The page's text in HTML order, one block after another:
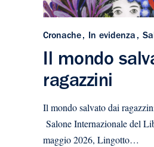
Cronache In evidenza
Il mondo
ragazzini
Il mondo salvato dai
Salone Internazionale del
maggio 2026, Lingotto…